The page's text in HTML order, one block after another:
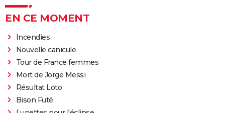
EN CE MOMENT
Incendies
Nouvelle canicule
Tour de France femmes
Mort de Jorge Messi
Résultat Loto
Bison Futé